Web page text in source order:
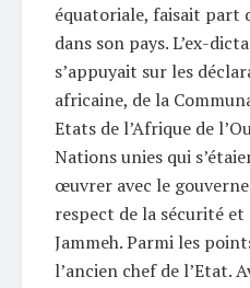
équatoriale, faisait part
dans son pays. L’ex-
s’appuyait sur les
africaine, de la
Etats de l’Afrique de
Nations unies qui
œuvrer avec le
respect de la sécurité et
Jammeh. Parmi les
l’ancien chef de l’Etat.